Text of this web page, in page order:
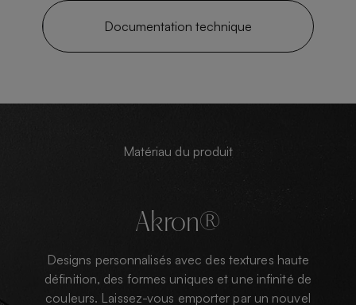
Documentation technique
Matériau du produit
Akron®
Designs personnalisés avec des textures haute
définition, des formes uniques et une infinité de
couleurs. Laissez-vous emporter par un nouvel